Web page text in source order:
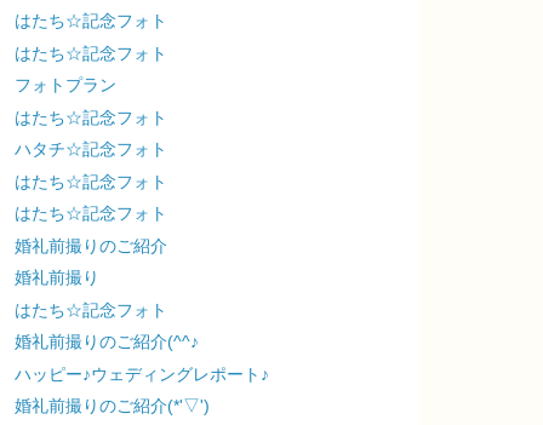
はたち☆記念フォト
はたち☆記念フォト
フォトプラン
はたち☆記念フォト
ハタチ☆記念フォト
はたち☆記念フォト
はたち☆記念フォト
婚礼前撮りのご紹介
婚礼前撮り
はたち☆記念フォト
婚礼前撮りのご紹介(^^♪
ハッピー♪ウェディングレポート♪
婚礼前撮りのご紹介(*'▽')